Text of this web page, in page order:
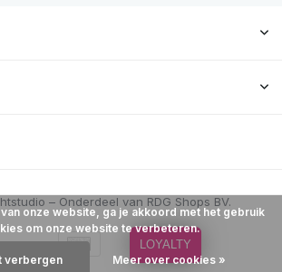
onze website, ga je akkoord met het gebruik
om onze website te verbeteren.
verbergen Meer over cookies »
LOYALTY